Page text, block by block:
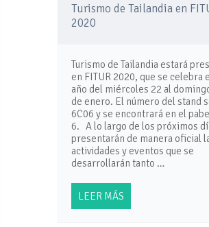
Turismo de Tailandia en
2020
Turismo de Tailandia estará
en FITUR 2020, que se celebra
año del miércoles 22 al
de enero. El número del stand
6C06 y se encontrará en el
6. A lo largo de los próximos
presentarán de manera oficial
actividades y eventos que se
desarrollarán tanto …
LEER MÁS